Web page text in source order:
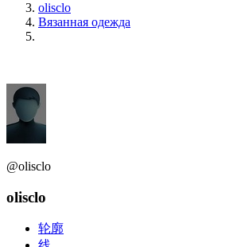
olisclo
Вязанная одежда
@olisclo
olisclo
轮廓